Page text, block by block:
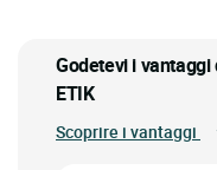
Godetevi i
ETIK
Scoprire i vantaggi